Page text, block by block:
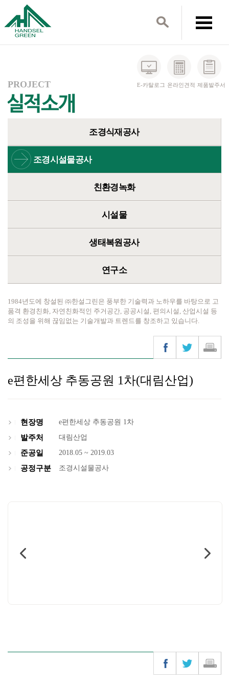
E-카탈로그 온라인견적 제품발주서
PROJECT
조경식재공사
조경시설물공사
친환경녹화
시설물
생태복원공사
연구소
1984년도에 창설된 ㈜한설그린은 풍부한 기술력과 노하우를 바탕으로 고
품격 환경친화, 자연친화적인 주거공간, 공공시설, 편의시설, 산업시설 등
의 조성을 위해 끊임없는 기술개발과 트렌드를 창조하고 있습니다.
e편한세상 추동공원 1차(대림산업)
현장명 e편한세상 추동공원 1차
발주처 대림산업
준공일 2018.05 ~ 2019.03
공정구분 조경시설물공사